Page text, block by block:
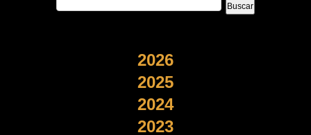
2026
2025
2024
2023